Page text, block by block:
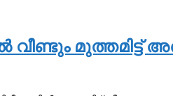
വീണ്ടും മുത്തമിട്ട്